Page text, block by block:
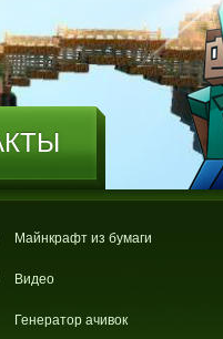
Майнкрафт из бумаги
Видео
Генератор ачивок